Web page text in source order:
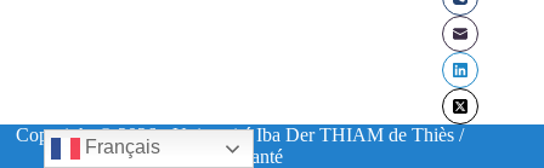
Copyright © 2026 - Université Iba Der THIAM de Thiès /
UFR Santé
Français